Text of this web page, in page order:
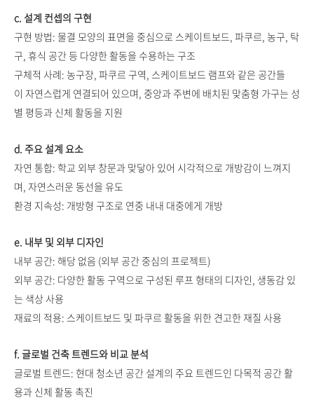
c. 설계 컨셉의 구현
구현 방법: 물결 모양의 표면을 중심으로 스케이트보드, 파쿠르, 농구, 탁
구, 휴식 공간 등 다양한 활동을 수용하는 구조
구체적 사례: 농구장, 파쿠르 구역, 스케이트보드 램프와 같은 공간들
이 자연스럽게 연결되어 있으며, 중앙과 주변에 배치된 맞춤형 가구는 성
별 평등과 신체 활동을 지원
d. 주요 설계 요소
자연 통합: 학교 외부 창문과 맞닿아 있어 시각적으로 개방감이 느껴지
며, 자연스러운 동선을 유도
환경 지속성: 개방형 구조로 연중 내내 대중에게 개방
e. 내부 및 외부 디자인
내부 공간: 해당 없음 (외부 공간 중심의 프로젝트)
외부 공간: 다양한 활동 구역으로 구성된 루프 형태의 디자인, 생동감 있
는 색상 사용
재료의 적용: 스케이트보드 및 파쿠르 활동을 위한 견고한 재질 사용
f. 글로벌 건축 트렌드와 비교 분석
글로벌 트렌드: 현대 청소년 공간 설계의 주요 트렌드인 다목적 공간 활
용과 신체 활동 촉진